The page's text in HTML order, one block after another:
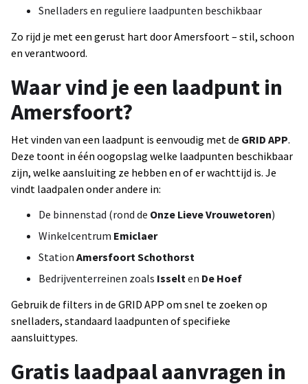
Snelladers en reguliere laadpunten beschikbaar
Zo rijd je met een gerust hart door Amersfoort – stil, schoon
en verantwoord.
Waar vind je een laadpunt in
Amersfoort?
Het vinden van een laadpunt is eenvoudig met de GRID APP.
Deze toont in één oogopslag welke laadpunten beschikbaar
zijn, welke aansluiting ze hebben en of er wachttijd is. Je
vindt laadpalen onder andere in:
De binnenstad (rond de Onze Lieve Vrouwetoren)
Winkelcentrum Emiclaer
Station Amersfoort Schothorst
Bedrijventerreinen zoals Isselt en De Hoef
Gebruik de filters in de GRID APP om snel te zoeken op
snelladers, standaard laadpunten of specifieke
aansluittypes.
Gratis laadpaal aanvragen in